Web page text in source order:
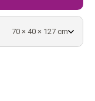
70 × 40 × 127 cm